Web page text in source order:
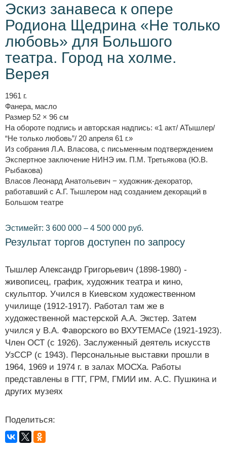
Эскиз занавеса к опере
Родиона Щедрина «Не только
любовь» для Большого
театра. Город на холме.
Верея
1961 г.
Фанера, масло
Размер 52 × 96 см
На обороте подпись и авторская надпись: «1 акт/ АТышлер/
“Не только любовь”/ 20 апреля 61 г.»
Из собрания Л.А. Власова, с письменным подтверждением
Экспертное заключение НИНЭ им. П.М. Третьякова (Ю.В.
Рыбакова)
Власов Леонард Анатольевич − художник-декоратор,
работавший с А.Г. Тышлером над созданием декораций в
Большом театре
Эстимейт: 3 600 000 – 4 500 000 руб.
Результат торгов доступен по запросу
Тышлер Александр Григорьевич (1898-1980) -
живописец, график, художник театра и кино,
скульптор. Учился в Киевском художественном
училище (1912-1917). Работал там же в
художественной мастерской А.А. Экстер. Затем
учился у В.А. Фаворского во ВХУТЕМАСе (1921-1923).
Член ОСТ (с 1926). Заслуженный деятель искусств
УзССР (с 1943). Персональные выставки прошли в
1964, 1969 и 1974 г. в залах МОСХа. Работы
представлены в ГТГ, ГРМ, ГМИИ им. А.С. Пушкина и
других музеях
Поделиться: